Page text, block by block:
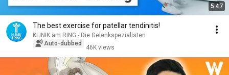
5:47
The best exercise for patellar tendinitis!
KLINIK am RING - Die Gelenkspezialisten
Auto-dubbed
46K views